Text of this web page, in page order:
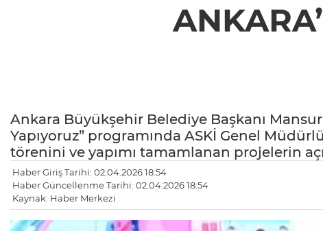
Ankara Büyükşehir Belediye Başkanı Mansur
Yapıyoruz” programında ASKİ Genel
törenini ve yapımı tamamlanan projelerin
Haber Giriş Tarihi: 02.04.2026 18:54
Haber Güncellenme Tarihi: 02.04.2026 18:54
Kaynak: Haber Merkezi